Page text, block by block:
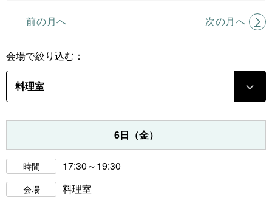
前の月へ 次の月へ
会場で絞り込む：
6日（金）
時間 17:30～19:30
会場 料理室